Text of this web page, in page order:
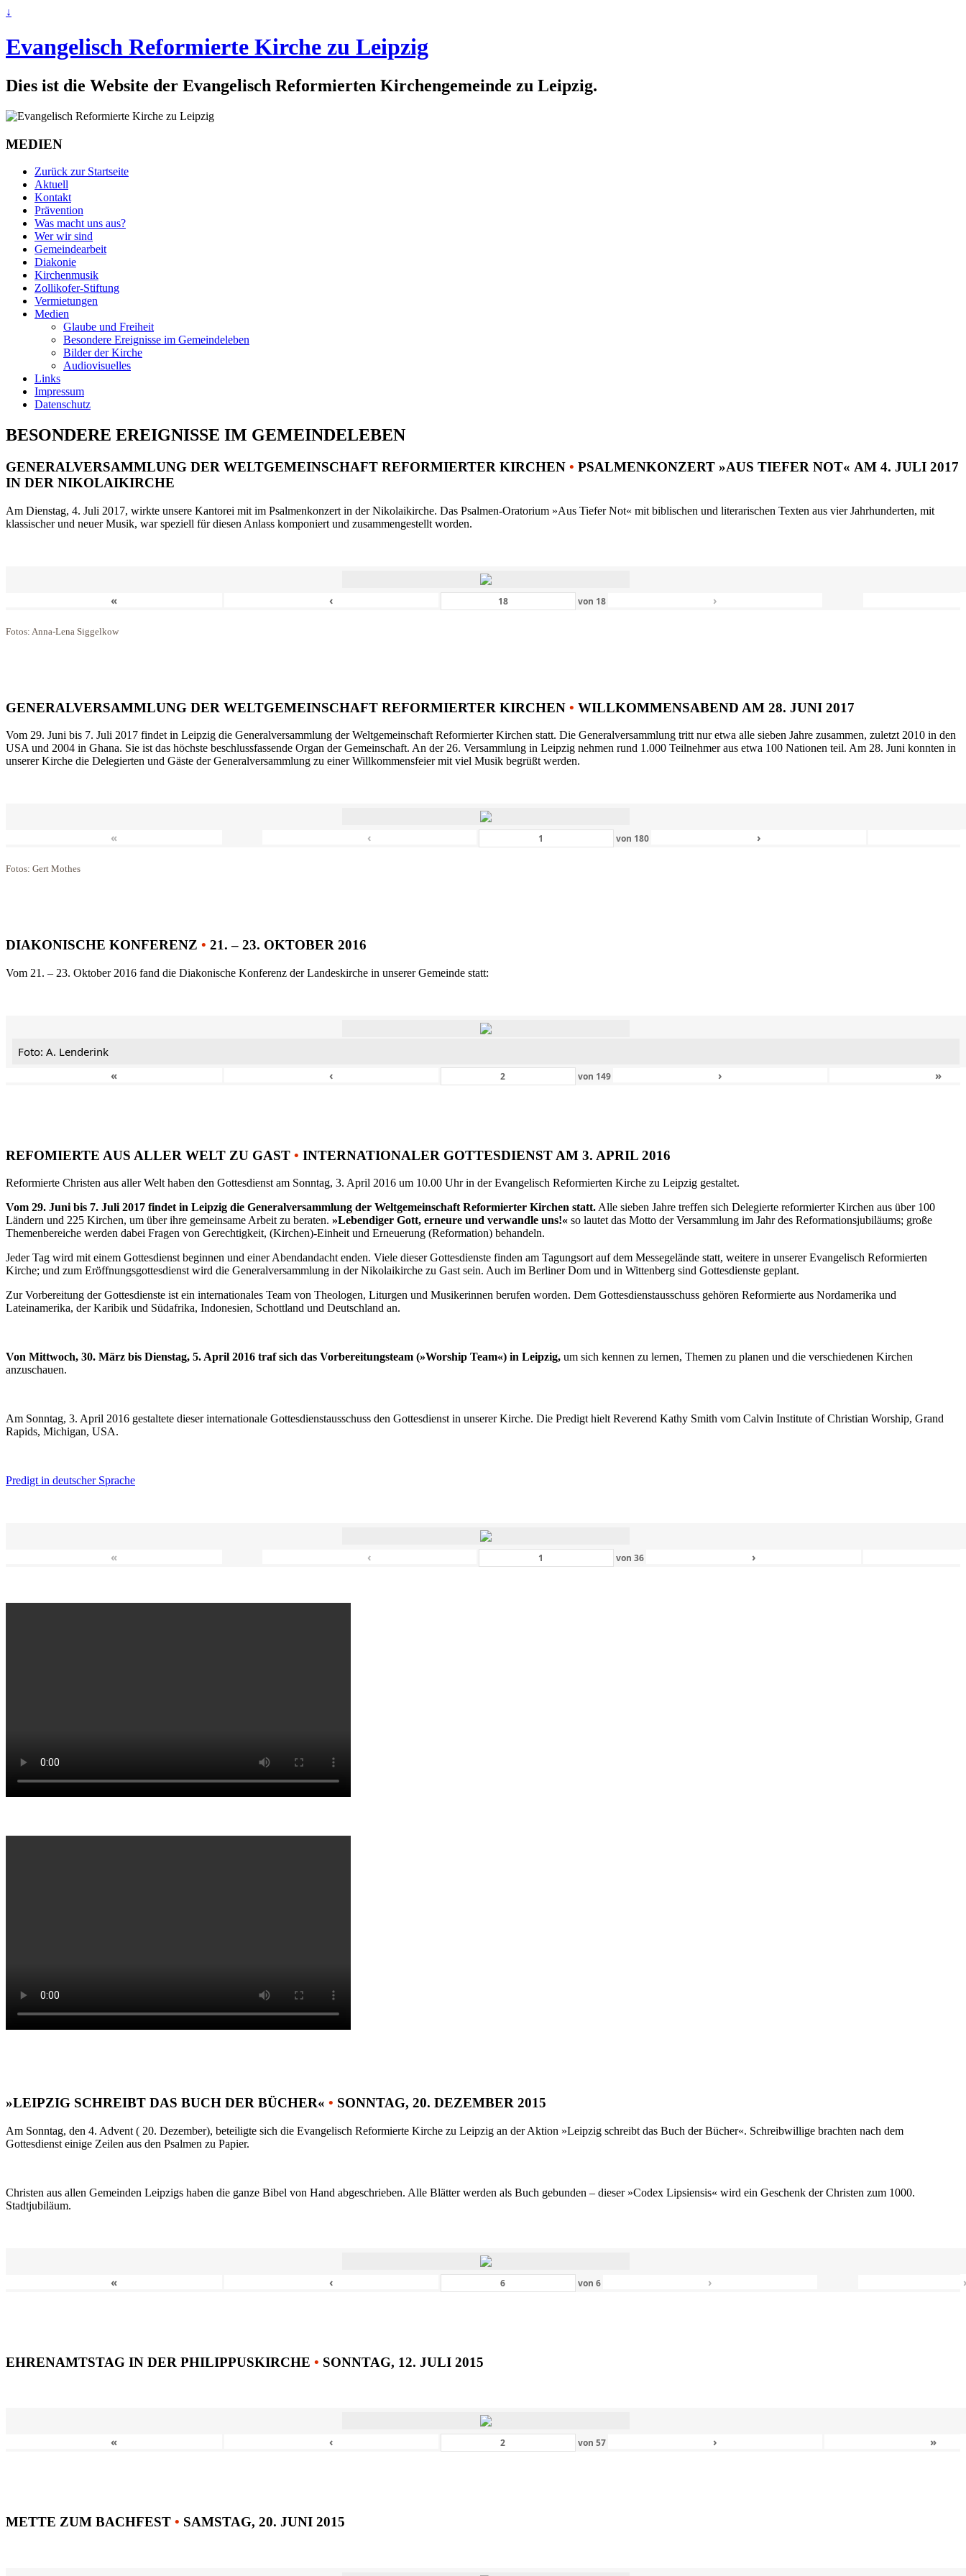
↓
Evangelisch Reformierte Kirche zu Leipzig
Dies ist die Website der Evangelisch Reformierten Kirchengemeinde zu Leipzig.
MEDIEN
Zurück zur Startseite
Aktuell
Kontakt
Prävention
Was macht uns aus?
Wer wir sind
Gemeindearbeit
Diakonie
Kirchenmusik
Zollikofer-Stiftung
Vermietungen
Medien
Glaube und Freiheit
Besondere Ereignisse im Gemeindeleben
Bilder der Kirche
Audiovisuelles
Links
Impressum
Datenschutz
BESONDERE EREIGNISSE IM GEMEINDELEBEN
GENERALVERSAMMLUNG DER WELTGEMEINSCHAFT REFORMIERTER KIRCHEN • PSALMENKONZERT »AUS TIEFER NOT« AM 4. JULI 2017
IN DER NIKOLAIKIRCHE
Am Dienstag, 4. Juli 2017, wirkte unsere Kantorei mit im Psalmenkonzert in der Nikolaikirche. Das Psalmen-Oratorium »Aus Tiefer Not« mit biblischen und literarischen Texten aus vier Jahrhunderten, mit
klassischer und neuer Musik, war speziell für diesen Anlass komponiert und zusammengestellt worden.
« ‹ von 18 ›
Fotos: Anna-Lena Siggelkow
GENERALVERSAMMLUNG DER WELTGEMEINSCHAFT REFORMIERTER KIRCHEN • WILLKOMMENSABEND AM 28. JUNI 2017
Vom 29. Juni bis 7. Juli 2017 findet in Leipzig die Generalversammlung der Weltgemeinschaft Reformierter Kirchen statt. Die Generalversammlung tritt nur etwa alle sieben Jahre zusammen, zuletzt 2010 in den
USA und 2004 in Ghana. Sie ist das höchste beschlussfassende Organ der Gemeinschaft. An der 26. Versammlung in Leipzig nehmen rund 1.000 Teilnehmer aus etwa 100 Nationen teil. Am 28. Juni konnten in
unserer Kirche die Delegierten und Gäste der Generalversammlung zu einer Willkommensfeier mit viel Musik begrüßt werden.
« ‹ von 180 ›
Fotos: Gert Mothes
DIAKONISCHE KONFERENZ • 21. – 23. OKTOBER 2016
Vom 21. – 23. Oktober 2016 fand die Diakonische Konferenz der Landeskirche in unserer Gemeinde statt:
Foto: A. Lenderink
«
‹ von 149 › »
REFOMIERTE AUS ALLER WELT ZU GAST • INTERNATIONALER GOTTESDIENST AM 3. APRIL 2016
Reformierte Christen aus aller Welt haben den Gottesdienst am Sonntag, 3. April 2016 um 10.00 Uhr in der Evangelisch Reformierten Kirche zu Leipzig gestaltet.
Vom 29. Juni bis 7. Juli 2017 findet in Leipzig die Generalversammlung der Weltgemeinschaft Reformierter Kirchen statt.Alle sieben Jahre treffen sich Delegierte reformierter Kirchen aus über 100
Ländern und 225 Kirchen, um über ihre gemeinsame Arbeit zu beraten. »Lebendiger Gott, erneure und verwandle uns!« so lautet das Motto der Versammlung im Jahr des Reformationsjubiläums; große
Themenbereiche werden dabei Fragen von Gerechtigkeit, (Kirchen)-Einheit und Erneuerung (Reformation) behandeln.
Jeder Tag wird mit einem Gottesdienst beginnen und einer Abendandacht enden. Viele dieser Gottesdienste finden am Tagungsort auf dem Messegelände statt, weitere in unserer Evangelisch Reformierten
Kirche; und zum Eröffnungsgottesdienst wird die Generalversammlung in der Nikolaikirche zu Gast sein. Auch im Berliner Dom und in Wittenberg sind Gottesdienste geplant.
Zur Vorbereitung der Gottesdienste ist ein internationales Team von Theologen, Liturgen und Musikerinnen berufen worden. Dem Gottesdienstausschuss gehören Reformierte aus Nordamerika und
Lateinamerika, der Karibik und Südafrika, Indonesien, Schottland und Deutschland an.
Von Mittwoch, 30. März bis Dienstag, 5. April 2016 traf sich das Vorbereitungsteam (»Worship Team«) in Leipzig, um sich kennen zu lernen, Themen zu planen und die verschiedenen Kirchen
anzuschauen.
Am Sonntag, 3. April 2016 gestaltete dieser internationale Gottesdienstausschuss den Gottesdienst in unserer Kirche. Die Predigt hielt Reverend Kathy Smith vom Calvin Institute of Christian Worship, Grand
Rapids, Michigan, USA.
Predigt in deutscher Sprache
« ‹ von36 ›
»LEIPZIG SCHREIBT DAS BUCH DER BÜCHER« • SONNTAG, 20. DEZEMBER 2015
Am Sonntag, den 4. Advent ( 20. Dezember), beteiligte sich die Evangelisch Reformierte Kirche zu Leipzig an der Aktion »Leipzig schreibt das Buch der Bücher«. Schreibwillige brachten nach dem
Gottesdienst einige Zeilen aus den Psalmen zu Papier.
Christen aus allen Gemeinden Leipzigs haben die ganze Bibel von Hand abgeschrieben. Alle Blätter werden als Buch gebunden – dieser »Codex Lipsiensis« wird ein Geschenk der Christen zum 1000.
Stadtjubiläum.
« ‹ von6 ›
EHRENAMTSTAG IN DER PHILIPPUSKIRCHE • SONNTAG, 12. JULI 2015
« ‹ von57 › »
METTE ZUM BACHFEST • SAMSTAG, 20. JUNI 2015